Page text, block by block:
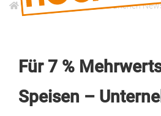
Informationen Branchen
Für 7 %
Speisen –